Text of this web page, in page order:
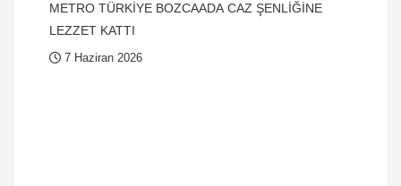
METRO TÜRKİYE BOZCAADA CAZ ŞENLİĞİNE
LEZZET KATTI
7 Haziran 2026